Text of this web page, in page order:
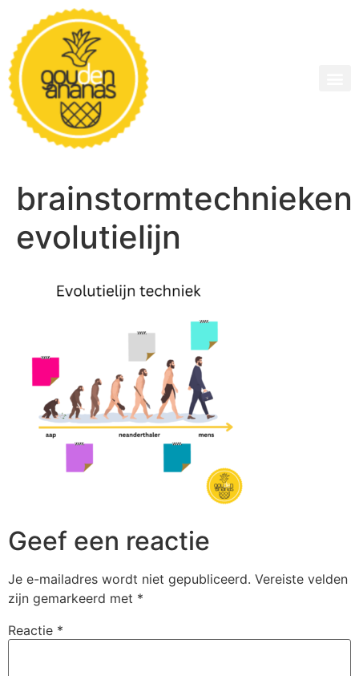
brainstormtechnieken
evolutielijn
Geef een reactie
Je e-mailadres wordt niet gepubliceerd. Vereiste velden
zijn gemarkeerd met *
Reactie *